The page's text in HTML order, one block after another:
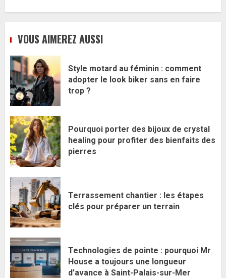
VOUS AIMEREZ AUSSI
Style motard au féminin : comment
adopter le look biker sans en faire
trop ?
Pourquoi porter des bijoux de crystal
healing pour profiter des bienfaits des
pierres
Terrassement chantier : les étapes
clés pour préparer un terrain
Technologies de pointe : pourquoi Mr
House a toujours une longueur
d’avance à Saint-Palais-sur-Mer